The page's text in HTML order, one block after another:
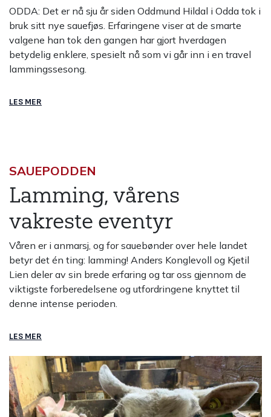
ODDA: Det er nå sju år siden Oddmund Hildal i Odda tok i
bruk sitt nye sauefjøs. Erfaringene viser at de smarte
valgene han tok den gangen har gjort hverdagen
betydelig enklere, spesielt nå som vi går inn i en travel
lammingssesong.
LES MER
SAUEPODDEN
Lamming, vårens
vakreste eventyr
Våren er i anmarsj, og for sauebønder over hele landet
betyr det én ting: lamming! Anders Konglevoll og Kjetil
Lien deler av sin brede erfaring og tar oss gjennom de
viktigste forberedelsene og utfordringene knyttet til
denne intense perioden.
LES MER